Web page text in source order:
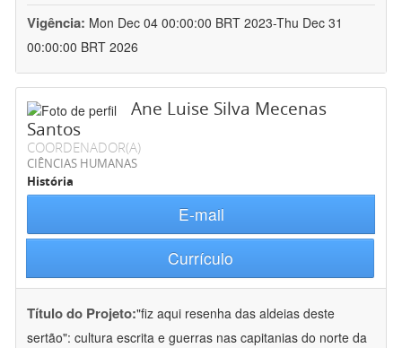
Vigência: Mon Dec 04 00:00:00 BRT 2023-Thu Dec 31
00:00:00 BRT 2026
Ane Luise Silva Mecenas
Santos
COORDENADOR(A)
CIÊNCIAS HUMANAS
História
E-mail
Currículo
Título do Projeto:"fiz aqui resenha das aldeias deste
sertão": cultura escrita e guerras nas capitanias do norte da